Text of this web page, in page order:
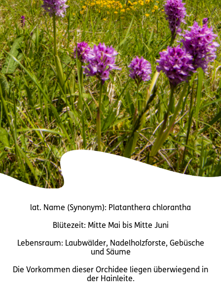
lat. Name (Synonym): Platanthera chlorantha
Blütezeit: Mitte Mai bis Mitte Juni
Lebensraum: Laubwälder, Nadelholzforste, Gebüsche
und Säume
Die Vorkommen dieser Orchidee liegen überwiegend in
der Hainleite.